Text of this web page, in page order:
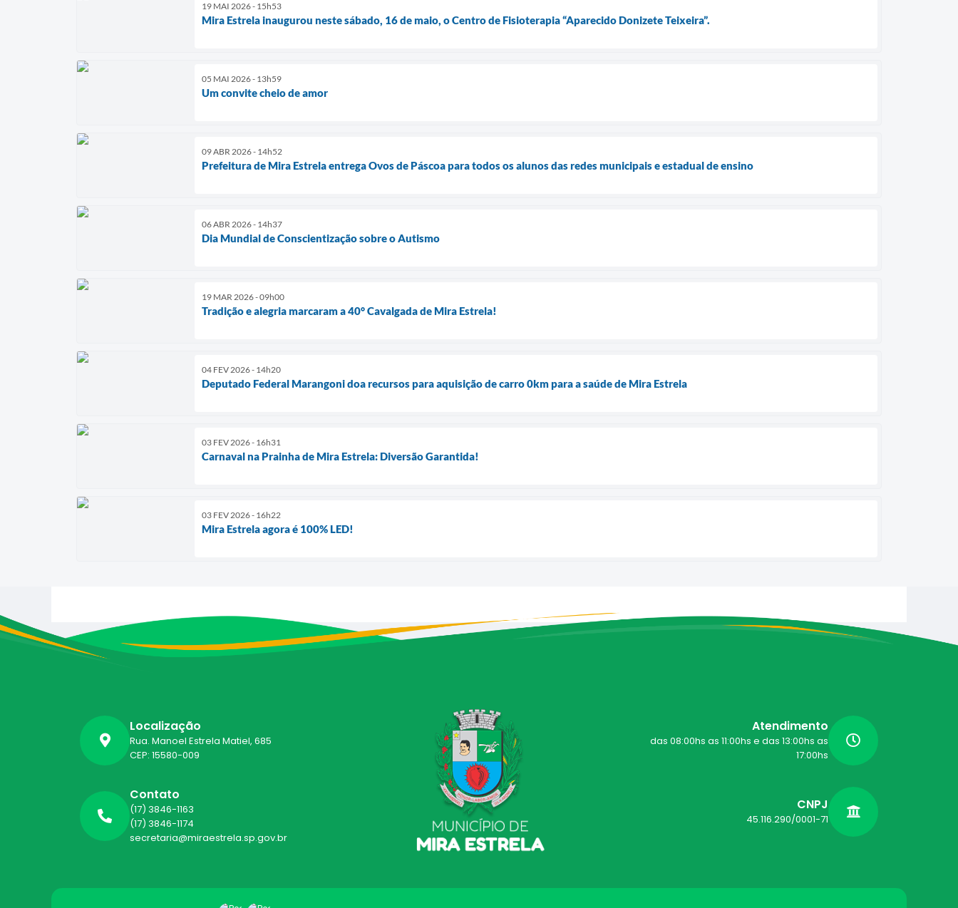
19 MAI 2026 - 15h53
Mira Estrela inaugurou neste sábado, 16 de maio, o Centro de Fisioterapia “Aparecido Donizete Teixeira”.
05 MAI 2026 - 13h59
Um convite cheio de amor
09 ABR 2026 - 14h52
Prefeitura de Mira Estrela entrega Ovos de Páscoa para todos os alunos das redes municipais e estadual de ensino
06 ABR 2026 - 14h37
Dia Mundial de Conscientização sobre o Autismo
19 MAR 2026 - 09h00
Tradição e alegria marcaram a 40° Cavalgada de Mira Estrela!
04 FEV 2026 - 14h20
Deputado Federal Marangoni doa recursos para aquisição de carro 0km para a saúde de Mira Estrela
03 FEV 2026 - 16h31
Carnaval na Prainha de Mira Estrela: Diversão Garantida!
03 FEV 2026 - 16h22
Mira Estrela agora é 100% LED!
Localização
Rua. Manoel Estrela Matiel, 685
CEP: 15580-009
Contato
(17) 3846-1163
(17) 3846-1174
secretaria@miraestrela.sp.gov.br
Atendimento
das 08:00hs as 11:00hs e das 13:00hs as
17:00hs
CNPJ
45.116.290/0001-71